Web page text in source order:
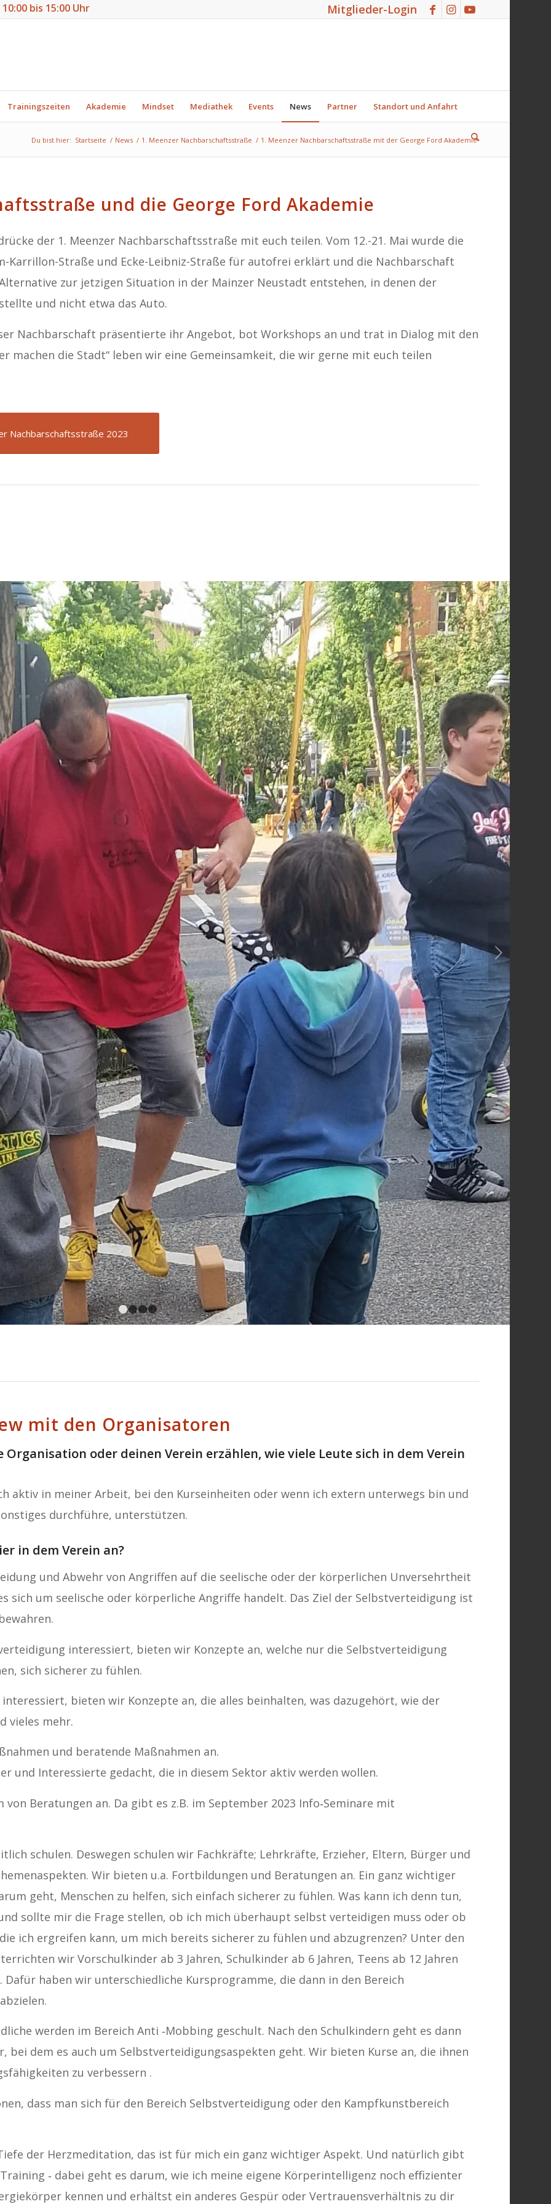
Mitglieder-Login
bis 15:00 Uhr
Trainingszeiten Akademie Mindset Mediathek Events News Partner Standort und Anfahrt
Du bist hier: Startseite / News / 1. Meenzer Nachbarschaftsstraße / 1. Meenzer Nachbarschaftsstraße mit der George Ford Akademie
und die George Ford Akademie
der 1. Meenzer Nachbarschaftsstraße mit euch teilen. Vom 12.-21. Mai wurde die
Karrillon-Straße und Ecke-Leibniz-Straße für autofrei erklärt und die Nachbarschaft
zur jetzigen Situation in der Mainzer Neustadt entstehen, in denen der
und nicht etwa das Auto.
Nachbarschaft präsentierte ihr Angebot, bot Workshops an und trat in Dialog mit den
machen die Stadt“ leben wir eine Gemeinsamkeit, die wir gerne mit euch teilen
Nachbarschaftsstraße 2023
Weiter
1 2 3 4
mit den Organisatoren
oder deinen Verein erzählen, wie viele Leute sich in dem Verein
aktiv in meiner Arbeit, bei den Kurseinheiten oder wenn ich extern unterwegs bin und
durchführe, unterstützen.
in dem Verein an?
und Abwehr von Angriffen auf die seelische oder der körperlichen Unversehrtheit
sich um seelische oder körperliche Angriffe handelt. Das Ziel der Selbstverteidigung ist
interessiert, bieten wir Konzepte an, welche nur die Selbstverteidigung
sich sicherer zu fühlen.
bieten wir Konzepte an, die alles beinhalten, was dazugehört, wie der
vieles mehr.
und beratende Maßnahmen an.
und Interessierte gedacht, die in diesem Sektor aktiv werden wollen.
Beratungen an. Da gibt es z.B. im September 2023 Info‐Seminare mit
schulen. Deswegen schulen wir Fachkräfte; Lehrkräfte, Erzieher, Eltern, Bürger und
Wir bieten u.a. Fortbildungen und Beratungen an. Ein ganz wichtiger
geht, Menschen zu helfen, sich einfach sicherer zu fühlen. Was kann ich denn tun,
sollte mir die Frage stellen, ob ich mich überhaupt selbst verteidigen muss oder ob
ich ergreifen kann, um mich bereits sicherer zu fühlen und abzugrenzen? Unter den
wir Vorschulkinder ab 3 Jahren, Schulkinder ab 6 Jahren, Teens ab 12 Jahren
Dafür haben wir unterschiedliche Kursprogramme, die dann in den Bereich
werden im Bereich Anti ‐Mobbing geschult. Nach den Schulkindern geht es dann
bei dem es auch um Selbstverteidigungsaspekten geht. Wir bieten Kurse an, die ihnen
zu verbessern .
dass man sich für den Bereich Selbstverteidigung oder den Kampfkunstbereich
der Herzmeditation, das ist für mich ein ganz wichtiger Aspekt. Und natürlich gibt
‐ dabei geht es darum, wie ich meine eigene Körperintelligenz noch eﬃzienter
kennen und erhältst ein anderes Gespür oder Vertrauensverhältnis zu dir